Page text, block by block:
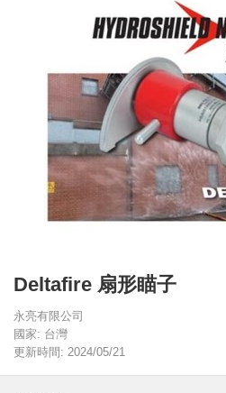
Deltafire 扇形瞄子
永亮有限公司
國家: 台灣
更新時間: 2024/05/21